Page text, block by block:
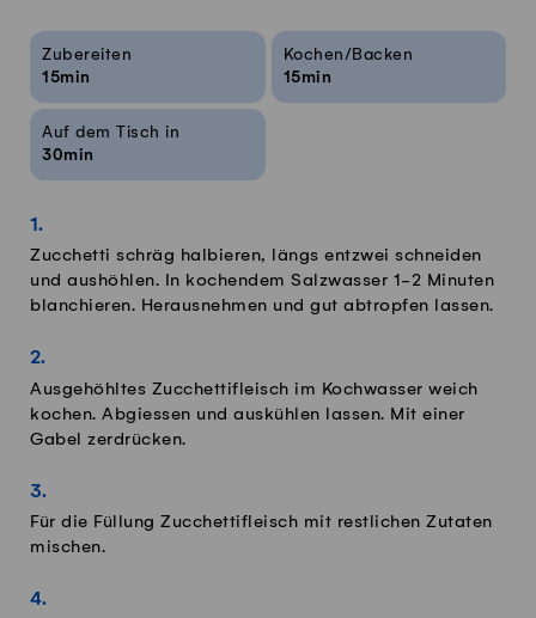
Rezeptinfos
Zubereiten
15min
Kochen/Backen
15min
Auf dem Tisch in
30min
Zucchetti schräg halbieren, längs entzwei schneiden
und aushöhlen. In kochendem Salzwasser 1-2 Minuten
blanchieren. Herausnehmen und gut abtropfen lassen.
Ausgehöhltes Zucchettifleisch im Kochwasser weich
kochen. Abgiessen und auskühlen lassen. Mit einer
Gabel zerdrücken.
Für die Füllung Zucchettifleisch mit restlichen Zutaten
mischen.